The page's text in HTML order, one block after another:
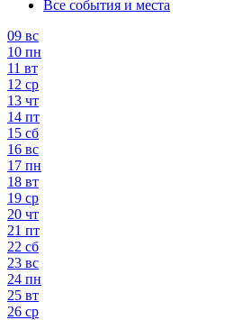
Все события и места
09 вс
10 пн
11 вт
12 ср
13 чт
14 пт
15 сб
16 вс
17 пн
18 вт
19 ср
20 чт
21 пт
22 сб
23 вс
24 пн
25 вт
26 ср